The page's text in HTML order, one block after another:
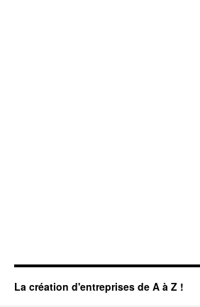
La création d'entreprises de A à Z !